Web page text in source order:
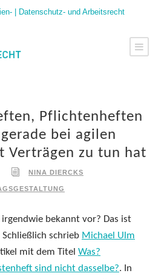
| Datenschutz- und Arbeitsrecht
Pflichtenheften
bei agilen
Verträgen zu tun hat
NINA DIERCKS
bekannt vor? Das ist
schrieb Michael Ulm
mit dem Titel Was?
sind nicht dasselbe?. In